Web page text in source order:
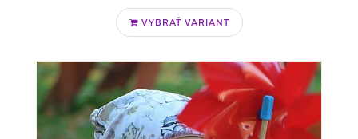
VYBRAŤ VARIANT